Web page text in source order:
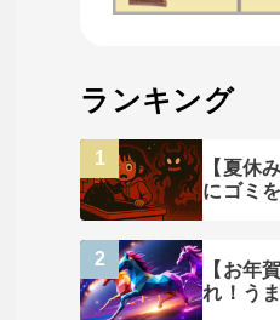
ランキング
【夏休
にゴミ
【お年
れ！う